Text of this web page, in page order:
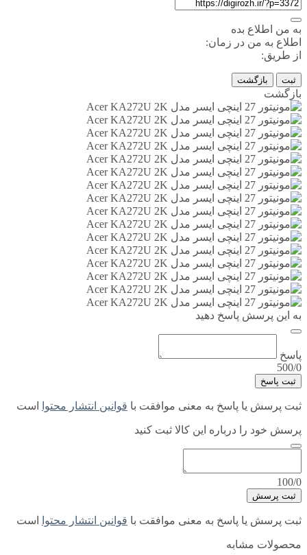
به من اطلاع بده
اطلاع به من در زمان:
از طریق:
ثبت بازگشت
بازگشت
به این پرسش پاسخ دهید
پاسخ
500/0
ثبت پاسخ
ثبت پرسش یا پاسخ به معنی موافقت با قوانین انتشار محتوا است
پرسش خود را درباره این کالا ثبت کنید
100/0
ثبت پرسش
ثبت پرسش یا پاسخ به معنی موافقت با قوانین انتشار محتوا است
محصولات مشابه